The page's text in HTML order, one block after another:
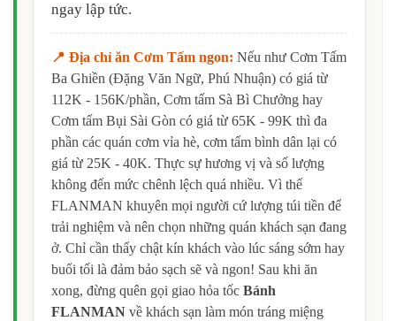
ngay lập tức.
📍 Địa chỉ ăn Cơm Tấm ngon: Nếu như Cơm Tấm
Ba Ghiền (Đặng Văn Ngữ, Phú Nhuận) có giá từ
112K - 156K/phần, Cơm tấm Sà Bì Chưởng hay
Cơm tấm Bụi Sài Gòn có giá từ 65K - 99K thì đa
phần các quán cơm vỉa hè, cơm tấm bình dân lại có
giá từ 25K - 40K. Thực sự hương vị và số lượng
không đến mức chênh lệch quá nhiều. Vì thế
FLANMAN khuyên mọi người cứ lượng túi tiền để
trải nghiệm và nên chọn những quán khách sạn đang
ở. Chỉ cần thấy chật kín khách vào lúc sáng sớm hay
buổi tối là đảm bảo sạch sẽ và ngon! Sau khi ăn
xong, đừng quên gọi giao hỏa tốc Bánh
FLANMAN về khách sạn làm món tráng miệng